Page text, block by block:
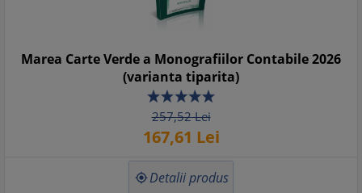
Marea Carte Verde a Monografiilor Contabile 2026
(varianta tiparita)
257,52Lei
167,61 Lei
 Detalii produs